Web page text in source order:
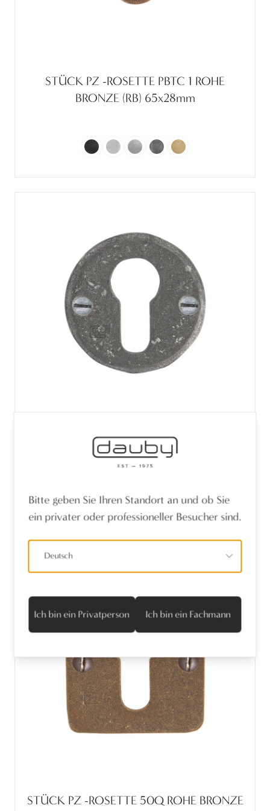
STÜCK PZ -ROSETTE PBTC 1 ROHE
BRONZE (RB) 65x28mm
STÜCK PZ -ROSETTE 50R ROHES METALL
(RM) 50mm
STÜCK PZ -ROSETTE 50Q ROHE BRONZE
Bitte geben Sie Ihren Standort an und ob Sie
ein privater oder professioneller Besucher sind.
Deutsch
Ich bin ein Privatperson Ich bin ein Fachmann